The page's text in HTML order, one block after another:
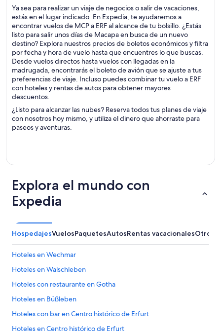
Ya sea para realizar un viaje de negocios o salir de vacaciones,
estás en el lugar indicado. En Expedia, te ayudaremos a
encontrar vuelos de MCP a ERF al alcance de tu bolsillo. ¿Estás
listo para salir unos días de Macapa en busca de un nuevo
destino? Explora nuestros precios de boletos económicos y filtra
por fecha y hora de vuelo hasta que encuentres lo que buscas.
Desde vuelos directos hasta vuelos con llegadas en la
madrugada, encontrarás el boleto de avión que se ajuste a tus
preferencias de viaje. Incluso puedes combinar tu vuelo a ERF
con hoteles y rentas de autos para obtener mayores
descuentos.
¿Listo para alcanzar las nubes? Reserva todos tus planes de viaje
con nosotros hoy mismo, y utiliza el dinero que ahorraste para
paseos y aventuras.
Explora el mundo con
Expedia
HospedajesVuelosPaquetesAutosRentas vacacionalesOtros
Hoteles en Wechmar
Hoteles en Walschleben
Hoteles con restaurante en Gotha
Hoteles en Büßleben
Hoteles con bar en Centro histórico de Erfurt
Hoteles en Centro histórico de Erfurt